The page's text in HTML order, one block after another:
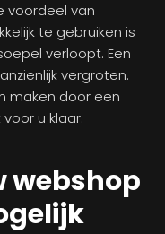
voordeel van
te gebruiken is
verloopt. Een
vergroten.
maken door een
u klaar.
webshop